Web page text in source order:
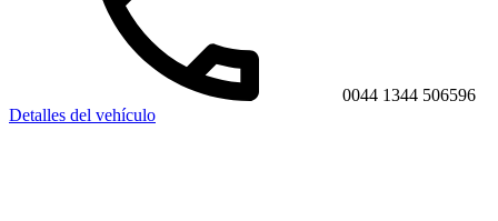
0044 1344 506596
Detalles del vehículo